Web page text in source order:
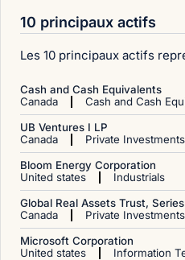
10 principaux actifs
Les 10 principaux actifs
Cash and Cash Equivalents
Canada
Cash and Cash
UB Ventures I LP
Canada
Private Investments
Bloom Energy Corporation
United states
Industrials
Global Real Assets Trust,
Canada
Private Investments
Microsoft Corporation
United states
Information